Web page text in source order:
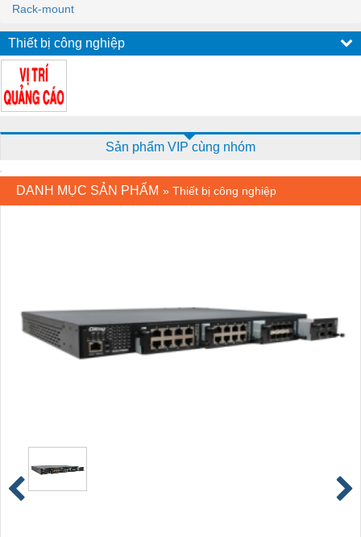
Rack-mount
Thiết bị công nghiệp
Sản phẩm VIP cùng nhóm
DANH MỤC SẢN PHẨM » Thiết bị công nghiệp